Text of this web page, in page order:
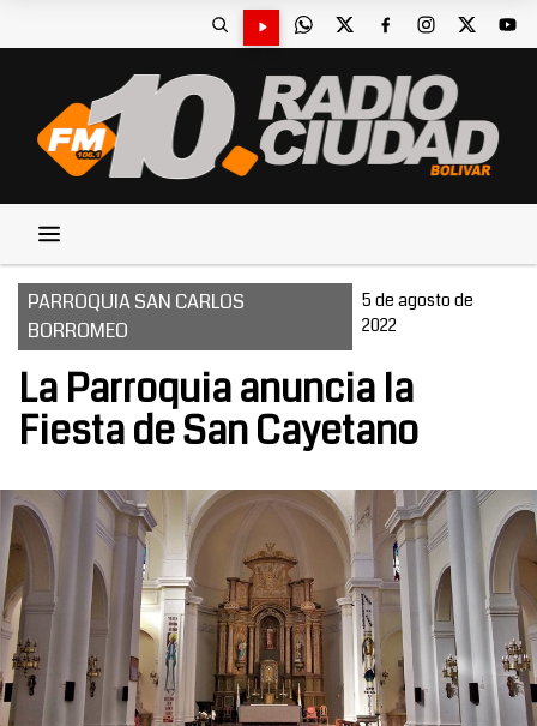
PARROQUIA SAN CARLOS
BORROMEO
5 de agosto de
2022
La Parroquia anuncia la
Fiesta de San Cayetano